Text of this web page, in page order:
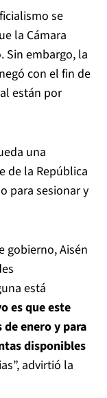
se
la Cámara
Sin embargo, la
con el fin de
están por
una
de la República
para sesionar y
gobierno, Aisén
está
es que este
enero y para
disponibles
advirtió la